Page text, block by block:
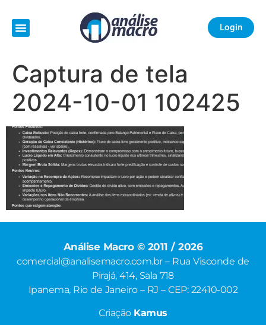
Login
Captura de tela
2024-10-01 102425
Análise Macro © 2011 / 2026
comercial@analisemacro.com.br – Rua Visconde de
Pirajá, 414, Sala 718
Ipanema, Rio de Janeiro – RJ – CEP: 22410-002
Criação Kamus